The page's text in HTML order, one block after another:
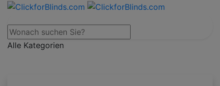
Alle Kategorien